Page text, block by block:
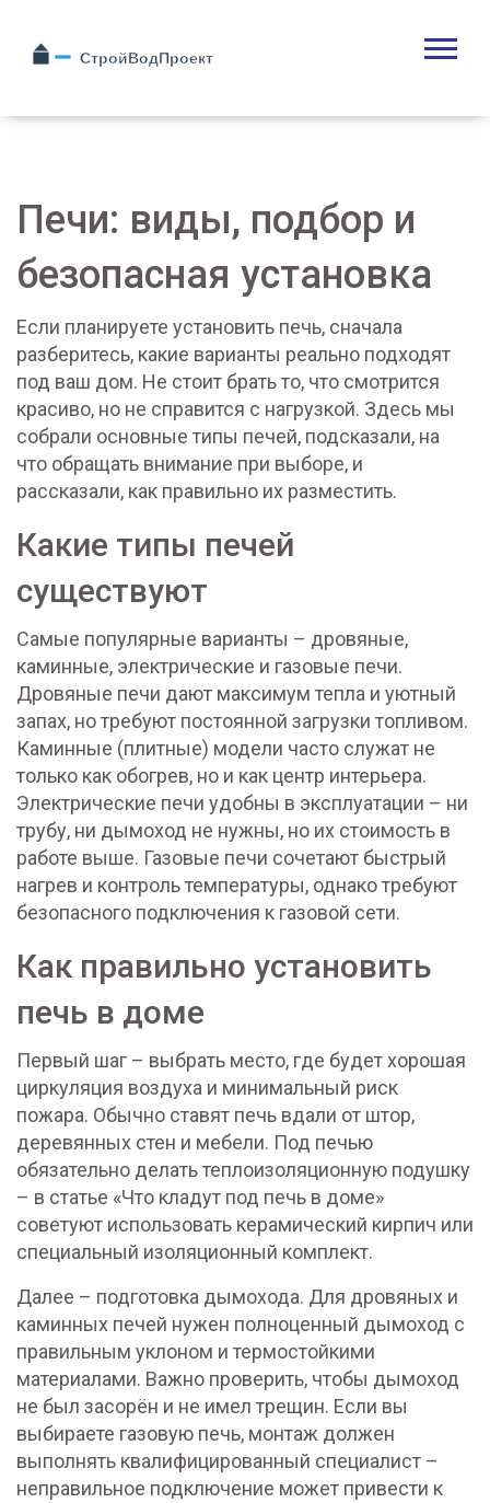
Печи: виды, подбор и
безопасная установка
Если планируете установить печь, сначала
разберитесь, какие варианты реально подходят
под ваш дом. Не стоит брать то, что смотрится
красиво, но не справится с нагрузкой. Здесь мы
собрали основные типы печей, подсказали, на
что обращать внимание при выборе, и
рассказали, как правильно их разместить.
Какие типы печей
существуют
Самые популярные варианты – дровяные,
каминные, электрические и газовые печи.
Дровяные печи дают максимум тепла и уютный
запах, но требуют постоянной загрузки топливом.
Каминные (плитные) модели часто служат не
только как обогрев, но и как центр интерьера.
Электрические печи удобны в эксплуатации – ни
трубу, ни дымоход не нужны, но их стоимость в
работе выше. Газовые печи сочетают быстрый
нагрев и контроль температуры, однако требуют
безопасного подключения к газовой сети.
Как правильно установить
печь в доме
Первый шаг – выбрать место, где будет хорошая
циркуляция воздуха и минимальный риск
пожара. Обычно ставят печь вдали от штор,
деревянных стен и мебели. Под печью
обязательно делать теплоизоляционную подушку
– в статье «Что кладут под печь в доме»
советуют использовать керамический кирпич или
специальный изоляционный комплект.
Далее – подготовка дымохода. Для дровяных и
каминных печей нужен полноценный дымоход с
правильным уклоном и термостойкими
материалами. Важно проверить, чтобы дымоход
не был засорён и не имел трещин. Если вы
выбираете газовую печь, монтаж должен
выполнять квалифицированный специалист –
неправильное подключение может привести к